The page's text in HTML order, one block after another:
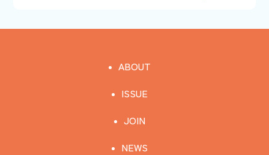
ABOUT
ISSUE
JOIN
NEWS